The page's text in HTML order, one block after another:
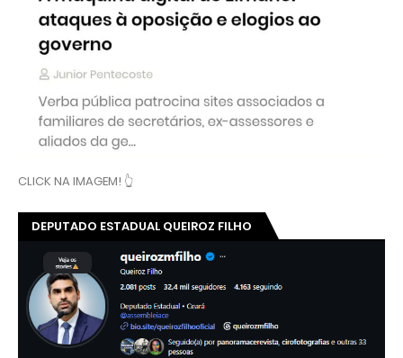
CLICK NA IMAGEM! 👆
DEPUTADO ESTADUAL QUEIROZ FILHO